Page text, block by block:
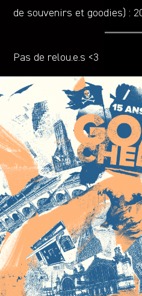
de souvenirs et goodies) :
Pas de relou.e.s <3